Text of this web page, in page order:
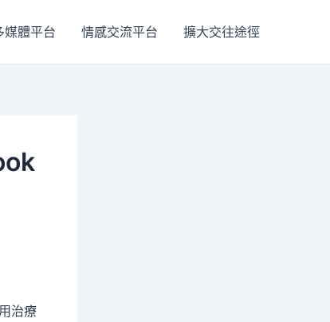
媒體平台 情感交流平台 擴大交往途徑
治療